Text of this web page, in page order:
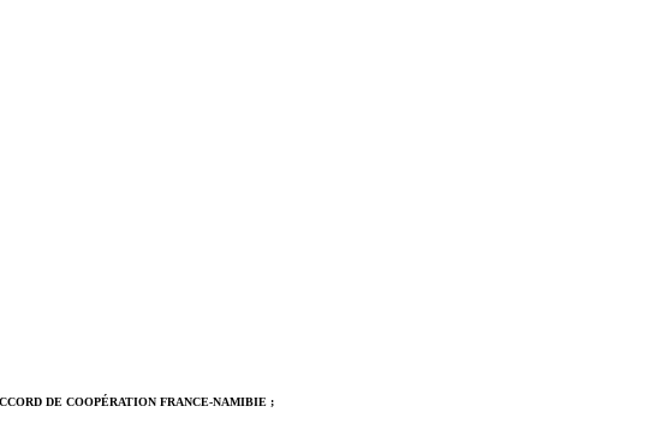
DE COOPÉRATION FRANCE-NAMIBIE ;